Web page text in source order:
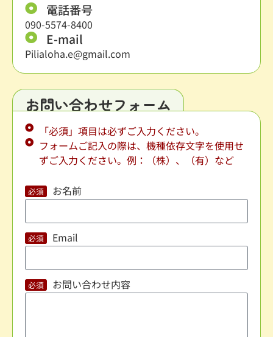
電話番号
090-5574-8400
E-mail
Pilialoha.e@gmail.com
お問い合わせフォーム
「必須」項目は必ずご入力ください。
フォームご記入の際は、機種依存文字を使用せ
ずご入力ください。例：（株）、（有）など
お名前
Email
お問い合わせ内容